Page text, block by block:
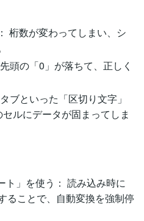
桁数が変わってしまい、シ
頭の「0」が落ちて、正しく
ブといった「区切り文字」
ルにデータが固まってしま
ト」を使う： 読み込み時に
ることで、自動変換を強制停